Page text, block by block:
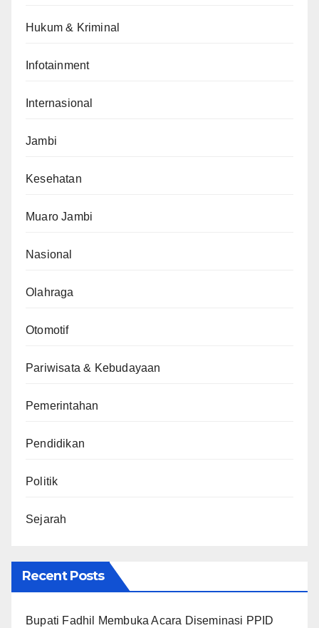
Hukum & Kriminal
Infotainment
Internasional
Jambi
Kesehatan
Muaro Jambi
Nasional
Olahraga
Otomotif
Pariwisata & Kebudayaan
Pemerintahan
Pendidikan
Politik
Sejarah
Recent Posts
Bupati Fadhil Membuka Acara Diseminasi PPID